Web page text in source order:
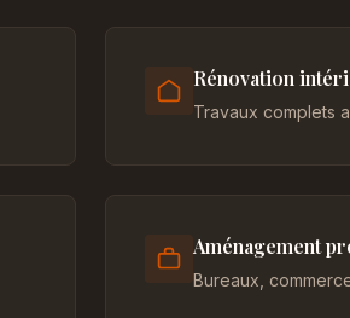
Rénovation
Travaux complets
Aménagement
Bureaux,